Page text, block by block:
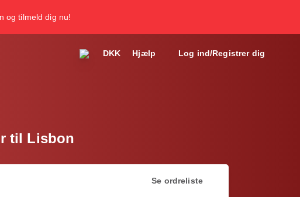
og tilmeld dig nu!
DKK Hjælp Log ind/Registrer dig
til Lisbon
Se ordreliste